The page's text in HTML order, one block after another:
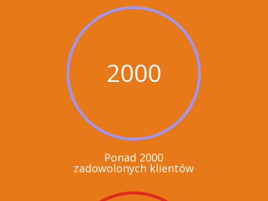
2000
Ponad 2000
zadowolonych klientów